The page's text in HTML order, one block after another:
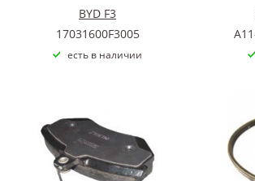
BYD F3
17031600F3005
есть в наличии